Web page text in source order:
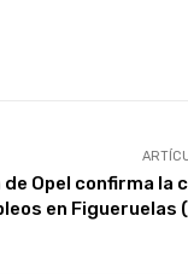
Opel confirma la
en Figueruelas